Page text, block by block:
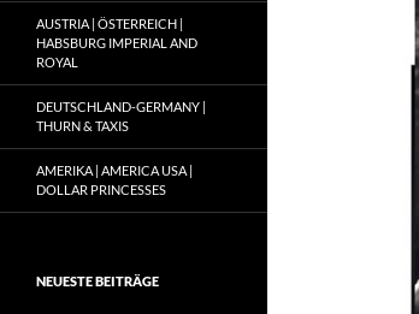
AUSTRIA | ÖSTERREICH |
HABSBURG IMPERIAL AND
ROYAL
DEUTSCHLAND-GERMANY |
THURN & TAXIS
AMERIKA | AMERICA USA |
DOLLAR PRINCESSES
NEUESTE BEITRÄGE